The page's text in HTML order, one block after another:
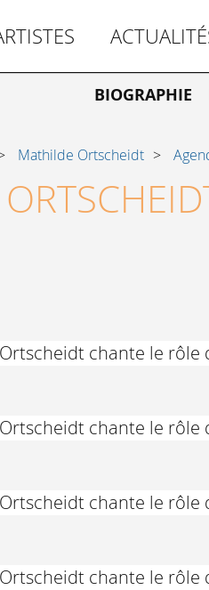
BIOGRAPHIE
Mathilde Ortscheidt
chante le rôle
chante le rôle
chante le rôle
chante le rôle